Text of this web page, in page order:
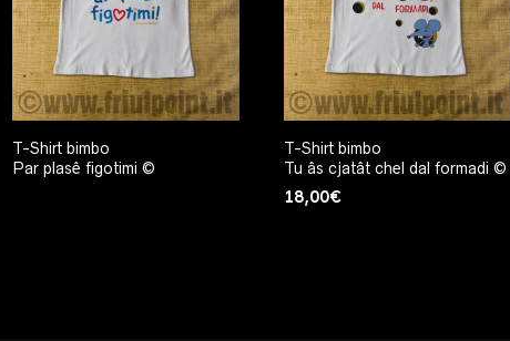
T-Shirt bimbo
Par plasê figotimi ©
T-Shirt bimbo
Tu âs cjatât chel dal formadi ©
18,00€